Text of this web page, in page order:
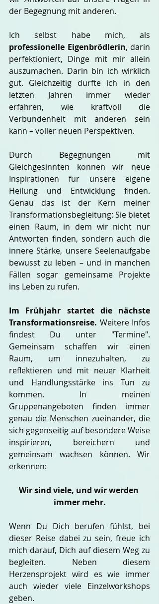
der Begegnung mit anderen.
professionelle Eigenbrödlerin, darin
perfektioniert, Dinge mit mir allein
auszumachen. Darin bin ich wirklich
gut. Gleichzeitig durfte ich in den
letzten Jahren immer wieder
erfahren, wie kraftvoll die
Verbundenheit mit anderen sein
kann – voller neuen Perspektiven.
Durch Begegnungen mit
Gleichgesinnten können wir neue
Inspirationen für unsere eigene
Heilung und Entwicklung finden.
Genau das ist der Kern meiner
Transformationsbegleitung: Sie bietet
einen Raum, in dem wir nicht nur
Antworten finden, sondern auch die
innere Stärke, unsere Seelenaufgabe
bewusst zu leben – und in manchen
Fällen sogar gemeinsame Projekte
ins Leben zu rufen.
Im Frühjahr startet die nächste
Transformationsreise. Weitere Infos
findest Du unter "Termine".
Gemeinsam schaffen wir einen
Raum, um innezuhalten, zu
reflektieren und mit neuer Klarheit
und Handlungsstärke ins Tun zu
kommen. In meinen
Gruppenangeboten finden immer
genau die Menschen zueinander, die
sich gegenseitig auf besondere Weise
inspirieren, bereichern und
gemeinsam wachsen können. Wir
erkennen:
Wir sind viele, und wir werden
immer mehr.
Wenn Du Dich berufen fühlst, bei
dieser Reise dabei zu sein, freue ich
mich darauf, Dich auf diesem Weg zu
begleiten. Neben diesem
Herzensprojekt wird es wie immer
auch wieder viele Einzelworkshops
geben.